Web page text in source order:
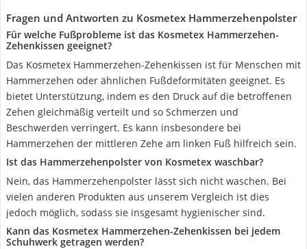
Fragen und Antworten zu Kosmetex Hammerzehenpolster
Für welche Fußprobleme ist das Kosmetex Hammerzehen-
Zehenkissen geeignet?
Das Kosmetex Hammerzehen-Zehenkissen ist für Menschen mit
Hammerzehen oder ähnlichen Fußdeformitäten geeignet. Es
bietet Unterstützung, indem es den Druck auf die betroffenen
Zehen gleichmäßig verteilt und so Schmerzen und
Beschwerden verringert. Es kann insbesondere bei
Hammerzehen der mittleren Zehe am linken Fuß hilfreich sein.
Ist das Hammerzehenpolster von Kosmetex waschbar?
Nein, das Hammerzehenpolster lässt sich nicht waschen. Bei
vielen anderen Produkten aus unserem Vergleich ist dies
jedoch möglich, sodass sie insgesamt hygienischer sind.
Kann das Kosmetex Hammerzehen-Zehenkissen bei jedem
Schuhwerk getragen werden?